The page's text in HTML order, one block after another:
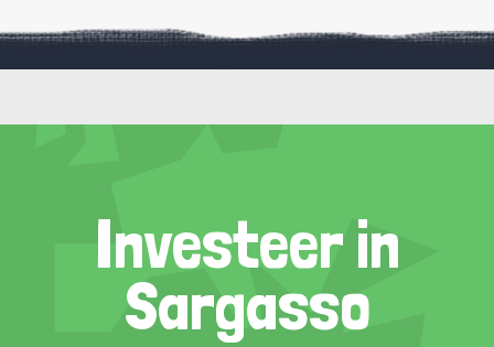
Investeer in
Sargasso